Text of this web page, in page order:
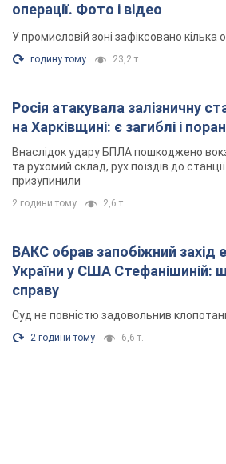
операції. Фото і відео
У промисловій зоні зафіксовано кілька
годину тому 23,2 т.
Росія атакувала залізничну
на Харківщині: є загиблі і
Внаслідок удару БПЛА пошкоджено
та рухомий склад, рух поїздів до
призупинили
2 години тому 2,6 т.
ВАКС обрав запобіжний захід експосолці
України у США Стефанішиній: що відомо про
справу
Суд не повністю задовольнив
2 години тому 6,6 т.